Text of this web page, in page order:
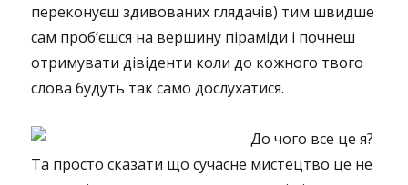
переконуєш здивованих глядачів) тим швидше
сам проб’єшся на вершину піраміди і почнеш
отримувати дівіденти коли до кожного твого
слова будуть так само дослухатися.
До чого все це я?
Та просто сказати що сучасне мистецтво це не